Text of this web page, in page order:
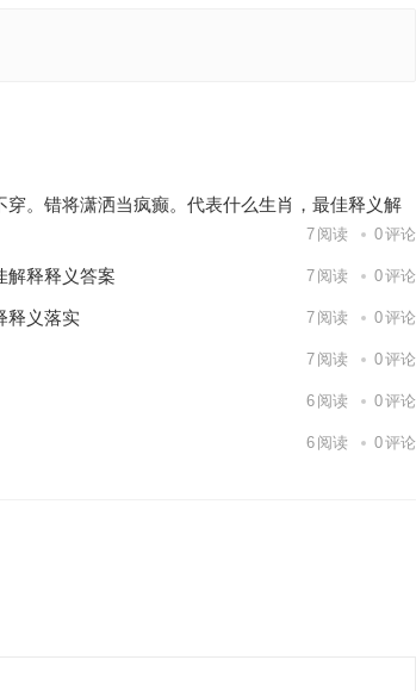
。错将潇洒当疯癫。代表什么生肖，最佳释义解
7 阅读 0评论
解释释义答案 7 阅读 0评论
释义落实 7 阅读 0评论
7 阅读 0评论
6 阅读 0评论
6 阅读 0评论